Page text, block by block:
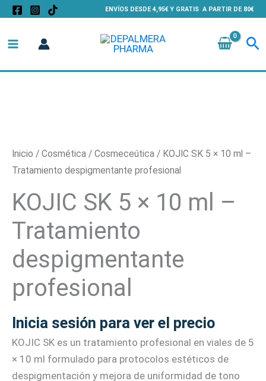
contenido
ENVÍOS DESDE 4,95€ Y GRATIS A PARTIR DE 80€
Inicio / Cosmética / Cosmeceútica / KOJIC SK 5 × 10 ml –
Tratamiento despigmentante profesional
KOJIC SK 5 × 10 ml –
Tratamiento
despigmentante
profesional
Inicia sesión para ver el precio
KOJIC SK es un tratamiento profesional en viales de 5
× 10 ml formulado para protocolos estéticos de
despigmentación y mejora de uniformidad de tono